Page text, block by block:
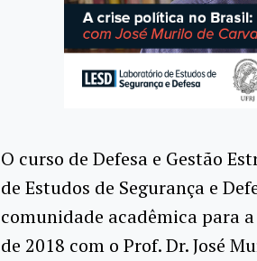
O curso de Defesa e Gestão
de Estudos de Segurança e
comunidade acadêmica para
de 2018 com o Prof. Dr. José